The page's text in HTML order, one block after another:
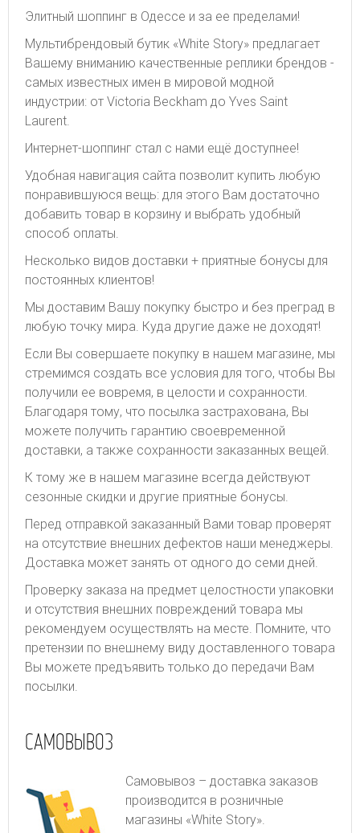
Элитный шоппинг в Одессе и за ее пределами!
Мультибрендовый бутик «White Story» предлагает
Вашему вниманию качественные реплики брендов -
самых известных имен в мировой модной
индустрии: от Victoria Beckham до Yves Saint
Laurent.
Интернет-шоппинг стал с нами ещё доступнее!
Удобная навигация сайта позволит купить любую
понравившуюся вещь: для этого Вам достаточно
добавить товар в корзину и выбрать удобный
способ оплаты.
Несколько видов доставки + приятные бонусы для
постоянных клиентов!
Мы доставим Вашу покупку быстро и без преград в
любую точку мира. Куда другие даже не доходят!
Если Вы совершаете покупку в нашем магазине, мы
стремимся создать все условия для того, чтобы Вы
получили ее вовремя, в целости и сохранности.
Благодаря тому, что посылка застрахована, Вы
можете получить гарантию своевременной
доставки, а также сохранности заказанных вещей.
К тому же в нашем магазине всегда действуют
сезонные скидки и другие приятные бонусы.
Перед отправкой заказанный Вами товар проверят
на отсутствие внешних дефектов наши менеджеры.
Доставка может занять от одного до семи дней.
Проверку заказа на предмет целостности упаковки
и отсутствия внешних повреждений товара мы
рекомендуем осуществлять на месте. Помните, что
претензии по внешнему виду доставленного товара
Вы можете предъявить только до передачи Вам
посылки.
САМОВЫВОЗ
Самовывоз – доставка заказов
производится в розничные
магазины «White Story».